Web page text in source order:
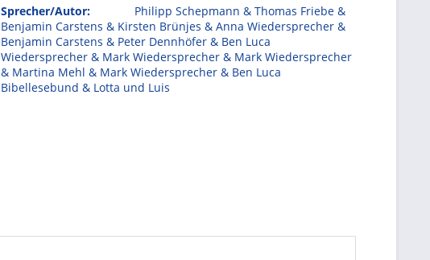
Sprecher/Autor:
Philipp Schepmann & Thomas Friebe &
Benjamin Carstens & Kirsten Brünjes & Anna Wiedersprecher &
Benjamin Carstens & Peter Dennhöfer & Ben Luca
Wiedersprecher & Mark Wiedersprecher & Mark Wiedersprecher
& Martina Mehl & Mark Wiedersprecher & Ben Luca
Bibellesebund & Lotta und Luis